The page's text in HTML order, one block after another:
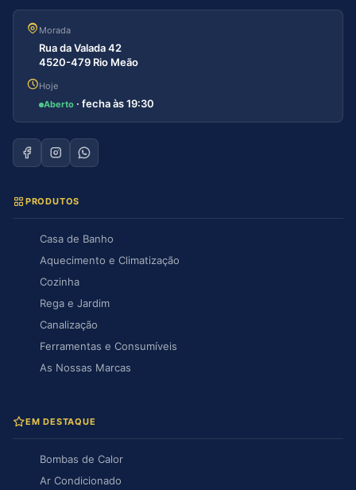
Morada
Rua da Valada 42
4520-479 Rio Meão
Hoje
Aberto · fecha às 19:30
PRODUTOS
Casa de Banho
Aquecimento e Climatização
Cozinha
Rega e Jardim
Canalização
Ferramentas e Consumíveis
As Nossas Marcas
EM DESTAQUE
Bombas de Calor
Ar Condicionado